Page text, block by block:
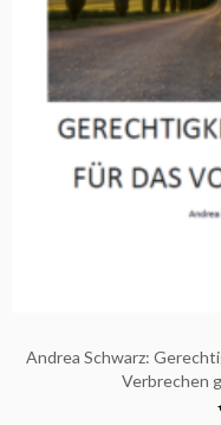
Andrea Schwarz:
Verbrechen